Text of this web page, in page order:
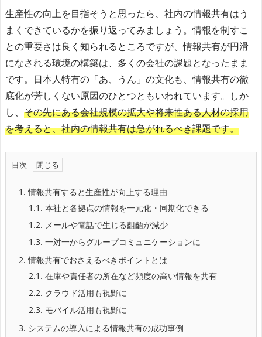
生産性の向上を目指そうと思ったら、社内の情報共有はう
まくできているかを振り返ってみましょう。情報を制すこ
との重要さは良く知られるところですが、情報共有が円滑
になされる環境の構築は、多くの会社の課題となったまま
です。日本人特有の「あ、うん」の文化も、情報共有の徹
底化が芳しくない原因のひとつともいわれています。しか
し、 その先にある会社規模の拡大や将来性ある人材の採用
を考えると、社内の情報共有は急がれるべき課題です。
目次
1. 情報共有すると生産性が向上する理由
1.1. 本社と各拠点の情報を一元化・同期化できる
1.2. メールや電話で生じる齟齬が減少
1.3. 一対一からグループコミュニケーションに
2. 情報共有でおさえるべきポイントとは
2.1. 在庫や責任者の所在など頻度の高い情報を共有
2.2. クラウド活用も視野に
2.3. モバイル活用も視野に
3. システムの導入による情報共有の成功事例